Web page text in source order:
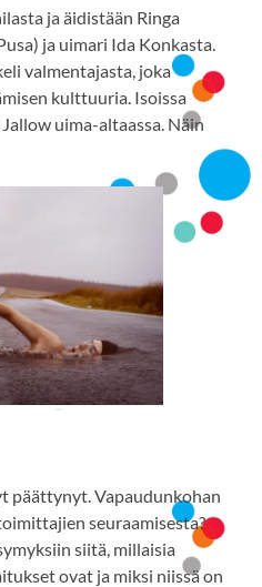
ja äidistään Ringa
ja uimari Ida Konkasta.
valmentajasta, joka
kulttuuria. Isoissa
uima-altaassa. Näin
päättynyt. Vapaudunkohan
seuraamisesta?
siitä, millaisia
ovat ja miksi niissä on